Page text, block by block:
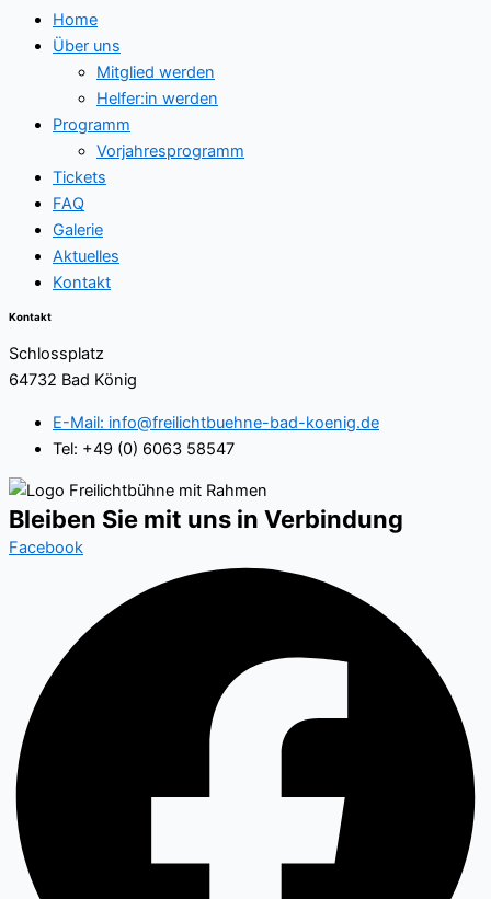
Home
Über uns
Mitglied werden
Helfer:in werden
Programm
Vorjahresprogramm
Tickets
FAQ
Galerie
Aktuelles
Kontakt
Kontakt
Schlossplatz
64732 Bad König
E-Mail: info@freilichtbuehne-bad-koenig.de
Tel: +49 (0) 6063 58547
Bleiben Sie mit uns in Verbindung
Facebook